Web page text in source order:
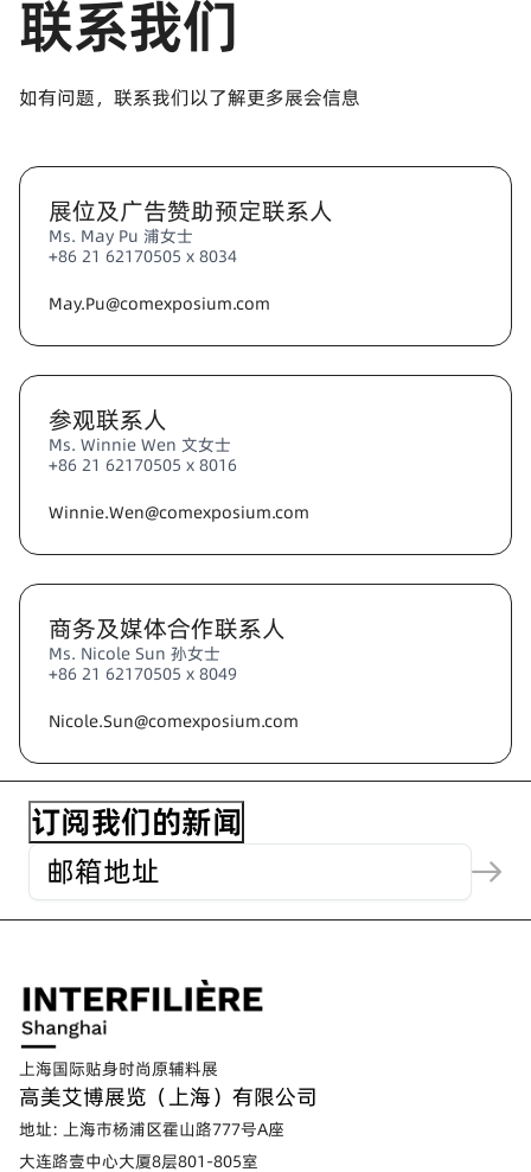
联系我们
如有问题，联系我们以了解更多展会信息
展位及广告赞助预定联系人
Ms. May Pu 浦女士
+86 21 62170505 x 8034
May.Pu@comexposium.com
参观联系人
Ms. Winnie Wen 文女士
+86 21 62170505 x 8016
Winnie.Wen@comexposium.com
商务及媒体合作联系人
Ms. Nicole Sun 孙女士
+86 21 62170505 x 8049
Nicole.Sun@comexposium.com
上海国际贴身时尚原辅料展
高美艾博展览（上海）有限公司
地址: 上海市杨浦区霍山路777号A座
大连路壹中心大厦8层801-805室